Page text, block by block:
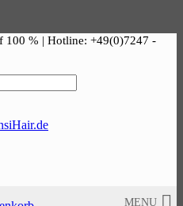
100 % | Hotline: +49(0)7247 -
MENU